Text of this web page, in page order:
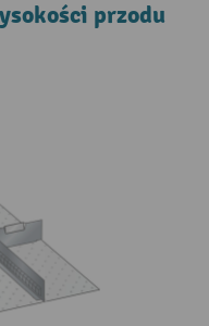
przodu